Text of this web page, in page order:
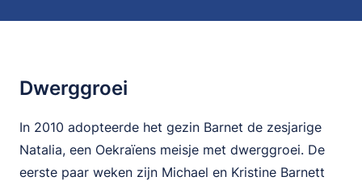
Dwerggroei
In 2010 adopteerde het gezin Barnet de zesjarige
Natalia, een Oekraïens meisje met dwerggroei. De
eerste paar weken zijn Michael en Kristine Barnett